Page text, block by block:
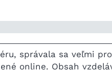
správala sa veľmi
online. Obsah